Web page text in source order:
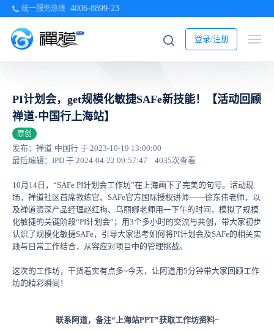
统一服务热线 4006-8899-23
登录/注册
PI计划会，get规模化敏捷SAFe新技能！【活动回顾
禅道·中国行上海站】
原创
发布：禅道·中国行 于 2023-10-19 13:00:00
最后编辑：IPD 于 2024-04-22 09:57:47
4035次查看
10月14日，“SAFe PI计划会工作坊”在上海画下了完美的句号。活动现
场，禅道社区首席教练官、SAFe官方国际授权讲师——徐东伟老师，以
及禅道资深产品经理赵红梅、乌丽娜老师用一下午的时间，模拟了规模
化敏捷的关键阶段“PI计划会”；用3个多小时的交流与共创，带大家初步
认识了规模化敏捷SAFe，引导大家思考如何将PI计划会及SAFe的相关实
践与日常工作结合，从容应对项目中的管理挑战。
这次的工作坊，干货着实有点多~今天，让阿道用5分钟带大家回顾工作
坊的精彩瞬间！
联系阿道，备注“上海站PPT”获取工作坊资料~